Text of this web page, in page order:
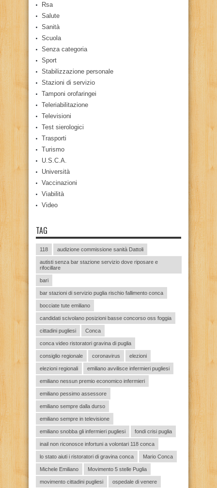
Rsa
Salute
Sanità
Scuola
Senza categoria
Sport
Stabilizzazione personale
Stazioni di servizio
Tamponi orofaringei
Teleriabilitazione
Televisioni
Test sierologici
Trasporti
Turismo
U.S.C.A.
Università
Vaccinazioni
Viabilità
Video
TAG
118 audizione commissione sanità Dattoli
autisti senza bar stazione servizio dove riposare e
rifocillare
bari
bar stazioni di servizio puglia rischio fallimento conca
bocciate tute emiliano
candidati scivolano posizioni basse concorso oss foggia
cittadini pugliesi Conca
conca video ristoratori gravina di puglia
consiglio regionale coronavirus elezioni
elezioni regionali emiliano avvilisce infermieri pugliesi
emiliano nessun premio economico infermieri
emiliano pessimo assessore
emiliano sempre dalla durso
emiliano sempre in televisione
emiliano snobba gli infermieri pugliesi fondi crisi puglia
inail non riconosce infortuni a volontari 118 conca
lo stato aiuti i ristoratori di gravina conca Mario Conca
Michele Emiliano Movimento 5 stelle Puglia
movimento cittadini pugliesi ospedale di venere